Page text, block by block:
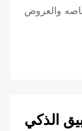
والعروض
الذكي